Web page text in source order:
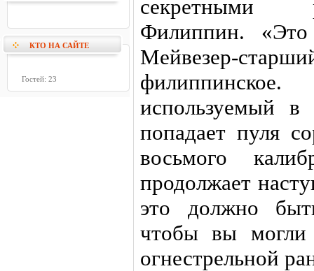
КТО НА САЙТЕ
Гостей: 23
секретными
Филиппин.
Мейвезер-
используемый
попадает пуля
восьмого
продолжает
это должно
чтобы вы могли
огнестрельной